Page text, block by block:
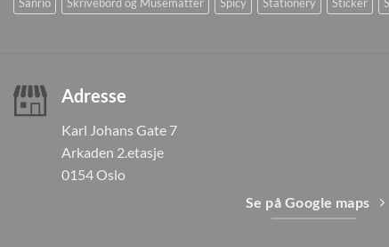
Adresse
Karl Johans Gate 7
Arkaden 2.etasje
0154 Oslo
Se på Google maps